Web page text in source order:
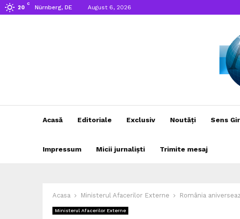
20
C
Nürnberg, DE August 6, 2026
Acasă Editoriale Exclusiv Noutăți Sens
Impressum Micii jurnaliști Trimite mesaj
Acasa Ministerul Afacerilor Externe România
Ministerul Afacerilor Externe